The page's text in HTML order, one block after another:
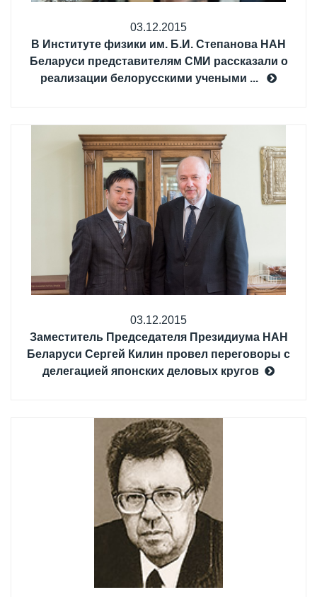
03.12.2015
В Институте физики им. Б.И. Степанова НАН
Беларуси представителям СМИ рассказали о
реализации белорусскими учеными ...
03.12.2015
Заместитель Председателя Президиума НАН
Беларуси Сергей Килин провел переговоры с
делегацией японских деловых кругов